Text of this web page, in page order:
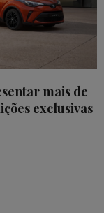
mais de
exclusivas